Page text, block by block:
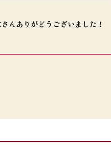
んありがどうございました！